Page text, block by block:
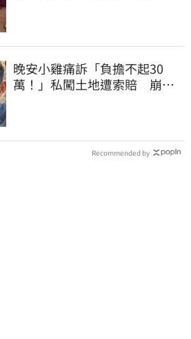
晚安小雞痛訴「負擔不起30
萬！」私闖土地遭索賠 崩
Recommended by